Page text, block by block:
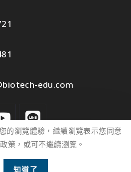
edu.com
的瀏覽體驗，繼續瀏覽表示您同意
策，或可不繼續瀏覽。
知道了